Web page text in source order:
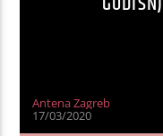
Antena Zagreb
17/03/2020